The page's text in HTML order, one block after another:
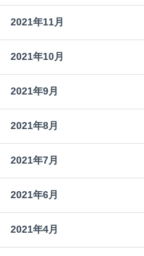
2021年11月
2021年10月
2021年9月
2021年8月
2021年7月
2021年6月
2021年4月